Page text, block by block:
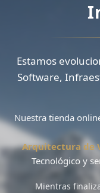
Estamos
Software,
Nuestra tienda
Arquitectura de
Tecnológicoy
Mientras